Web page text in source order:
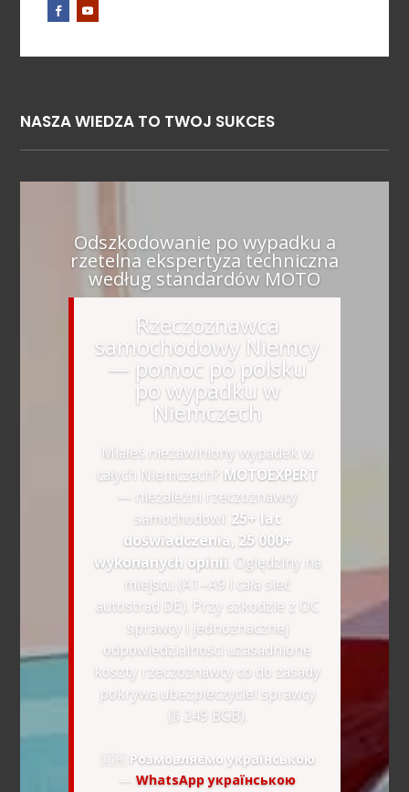
NASZA WIEDZA TO TWOJ SUKCES
Odszkodowanie po wypadku a
rzetelna ekspertyza techniczna
według standardów MOTO
Rzeczoznawca
samochodowy Niemcy
— pomoc po polsku
po wypadku w
Niemczech
Miałeś niezawiniony wypadek w
całych Niemczech? MOTOEXPERT
— niezależni rzeczoznawcy
samochodowi: 25+ lat
doświadczenia, 25 000+
wykonanych opinii . Oględziny na
miejscu (A1–A9 i cała sieć
autostrad DE). Przy szkodzie z OC
sprawcy i jednoznacznej
odpowiedzialności uzasadnione
koszty rzeczoznawcy co do zasady
pokrywa ubezpieczyciel sprawcy
(§ 249 BGB).
🇺🇦 Розмовляємо українською
— WhatsApp українською